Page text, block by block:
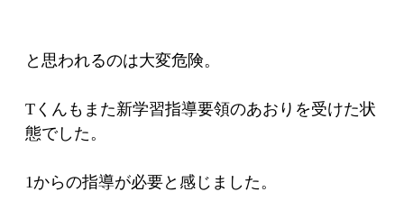
と思われるのは大変危険。
Tくんもまた新学習指導要領のあおりを受けた状
態でした。
1からの指導が必要と感じました。